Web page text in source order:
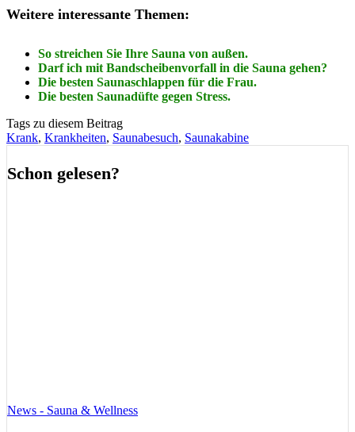
Weitere interessante Themen:
So streichen Sie Ihre Sauna von außen.
Darf ich mit Bandscheibenvorfall in die Sauna gehen?
Die besten Saunaschlappen für die Frau.
Die besten Saunadüfte gegen Stress.
Tags zu diesem Beitrag
Krank, Krankheiten, Saunabesuch, Saunakabine
Schon gelesen?
News - Sauna & Wellness